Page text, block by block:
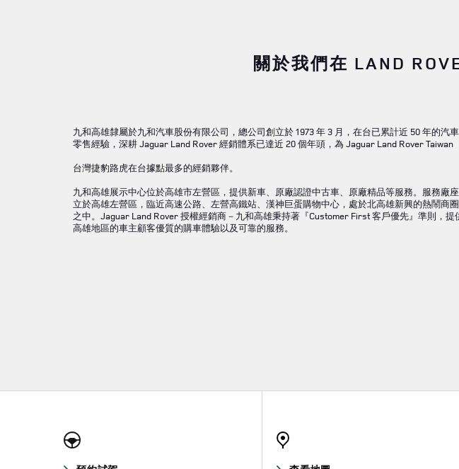
關於我們在 LAND
九和高雄隸屬於九和汽車股份有限公司，總公司創立於 1973 年 3 月，在台已累計近 50 年的汽車
零售經驗，深耕 Jaguar Land Rover 經銷體系已達近 20 個年頭，為 Jaguar Land Rover Taiwan
台灣捷豹路虎在台據點最多的經銷夥伴。
九和高雄展示中心位於高雄市左營區，提供新車、原廠認證中古車、原廠精品等服務。服務廠座
立於高雄左營區，臨近高速公路、左營高鐵站、漢神巨蛋購物中心，處於北高雄新興的熱鬧商圈
之中。Jaguar Land Rover 授權經銷商－九和高雄秉持著『Customer First 客戶優先』準則，提
高雄地區的車主顧客優質的購車體驗以及可靠的服務。